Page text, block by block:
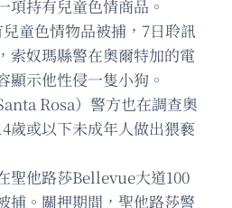
項持有兒童色情商品。
童色情物品被捕，7日聆訊
索奴瑪縣警在奧爾特加的電
顯示他性侵一隻小狗。
Rosa）警方也在調查奧
歲或以下未成年人做出猥褻
聖他路莎Bellevue大道100
捕。關押期間，聖他路莎警